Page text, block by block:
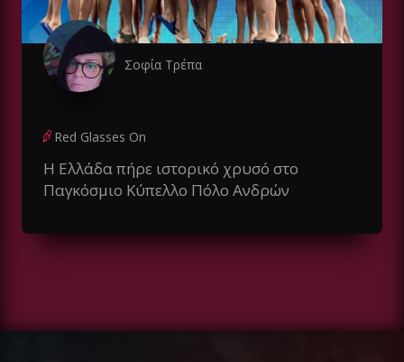
Σοφία Τρέπα
Red Glasses On
Η Ελλάδα πήρε ιστορικό χρυσό στο
Παγκόσμιο Κύπελλο Πόλο Ανδρών